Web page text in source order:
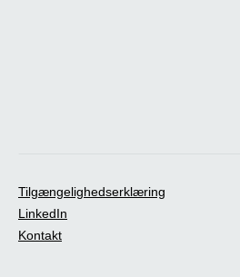
Tilgængelighedserklæring
LinkedIn
Kontakt